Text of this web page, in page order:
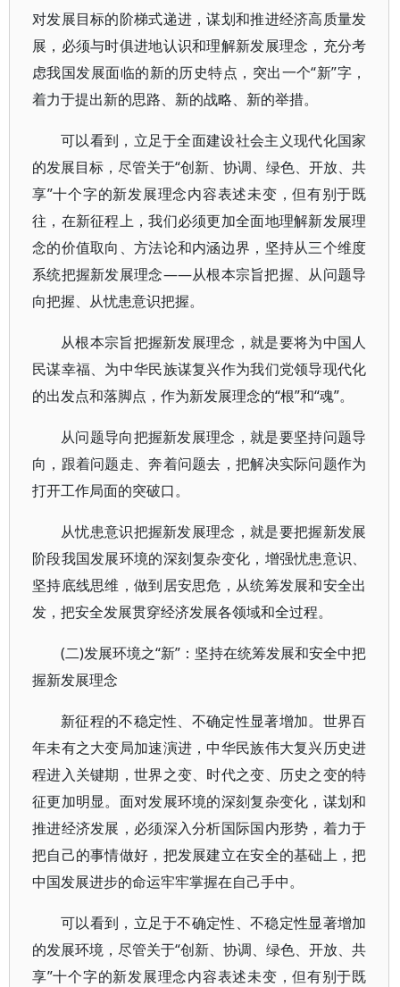
对发展目标的阶梯式递进，谋划和推进经济高质量发
展，必须与时俱进地认识和理解新发展理念，充分考
虑我国发展面临的新的历史特点，突出一个“新”字，
着力于提出新的思路、新的战略、新的举措。
可以看到，立足于全面建设社会主义现代化国家
的发展目标，尽管关于“创新、协调、绿色、开放、共
享”十个字的新发展理念内容表述未变，但有别于既
往，在新征程上，我们必须更加全面地理解新发展理
念的价值取向、方法论和内涵边界，坚持从三个维度
系统把握新发展理念——从根本宗旨把握、从问题导
向把握、从忧患意识把握。
从根本宗旨把握新发展理念，就是要将为中国人
民谋幸福、为中华民族谋复兴作为我们党领导现代化
的出发点和落脚点，作为新发展理念的“根”和“魂”。
从问题导向把握新发展理念，就是要坚持问题导
向，跟着问题走、奔着问题去，把解决实际问题作为
打开工作局面的突破口。
从忧患意识把握新发展理念，就是要把握新发展
阶段我国发展环境的深刻复杂变化，增强忧患意识、
坚持底线思维，做到居安思危，从统筹发展和安全出
发，把安全发展贯穿经济发展各领域和全过程。
(二)发展环境之“新”：坚持在统筹发展和安全中把
握新发展理念
新征程的不稳定性、不确定性显著增加。世界百
年未有之大变局加速演进，中华民族伟大复兴历史进
程进入关键期，世界之变、时代之变、历史之变的特
征更加明显。面对发展环境的深刻复杂变化，谋划和
推进经济发展，必须深入分析国际国内形势，着力于
把自己的事情做好，把发展建立在安全的基础上，把
中国发展进步的命运牢牢掌握在自己手中。
可以看到，立足于不确定性、不稳定性显著增加
的发展环境，尽管关于“创新、协调、绿色、开放、共
享”十个字的新发展理念内容表述未变，但有别于既